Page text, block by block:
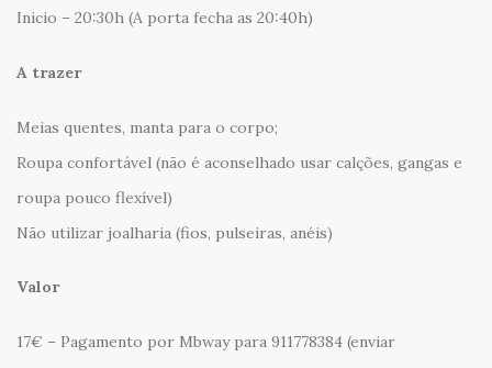
Inicio – 20:30h (A porta fecha as 20:40h)
A trazer
Meias quentes, manta para o corpo;
Roupa confortável (não é aconselhado usar calções, gangas e
roupa pouco flexível)
Não utilizar joalharia (fios, pulseiras, anéis)
Valor
17€ – Pagamento por Mbway para 911778384 (enviar